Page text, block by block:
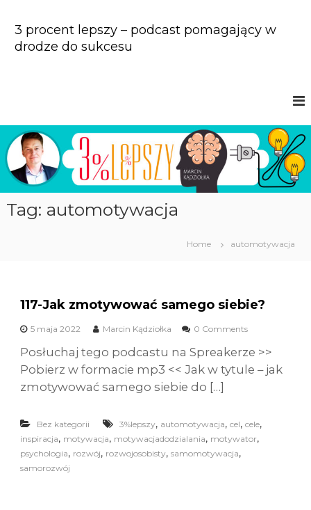
n
e
n
3 procent lepszy – podcast pomagający w
drodze do sukcesu
Tag: automotywacja
Home automotywacja
117-Jak zmotywować samego siebie?
5 maja 2022 Marcin Kądziołka 0 Comments
Posłuchaj tego podcastu na Spreakerze >>
Pobierz w formacie mp3 << Jak w tytule – jak
zmotywować samego siebie do […]
Bez kategorii 3%lepszy, automotywacja, cel, cele,
inspiracja, motywacja, motywacjadodzialania, motywator,
psychologia, rozwój, rozwojosobisty, samomotywacja,
samorozwój